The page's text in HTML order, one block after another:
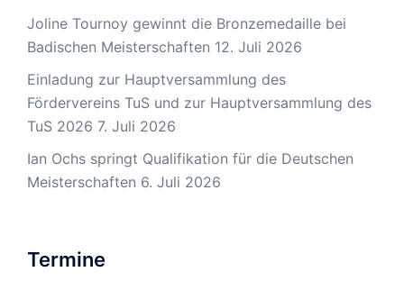
Joline Tournoy gewinnt die Bronzemedaille bei
Badischen Meisterschaften 12. Juli 2026
Einladung zur Hauptversammlung des
Fördervereins TuS und zur Hauptversammlung des
TuS 2026 7. Juli 2026
Ian Ochs springt Qualifikation für die Deutschen
Meisterschaften 6. Juli 2026
Termine